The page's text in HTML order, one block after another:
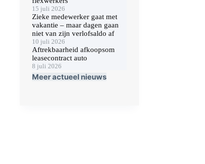
15 juli 2026
Zieke medewerker gaat met
vakantie – maar dagen gaan
niet van zijn verlofsaldo af
10 juli 2026
Aftrekbaarheid afkoopsom
leasecontract auto
8 juli 2026
Meer actueel nieuws